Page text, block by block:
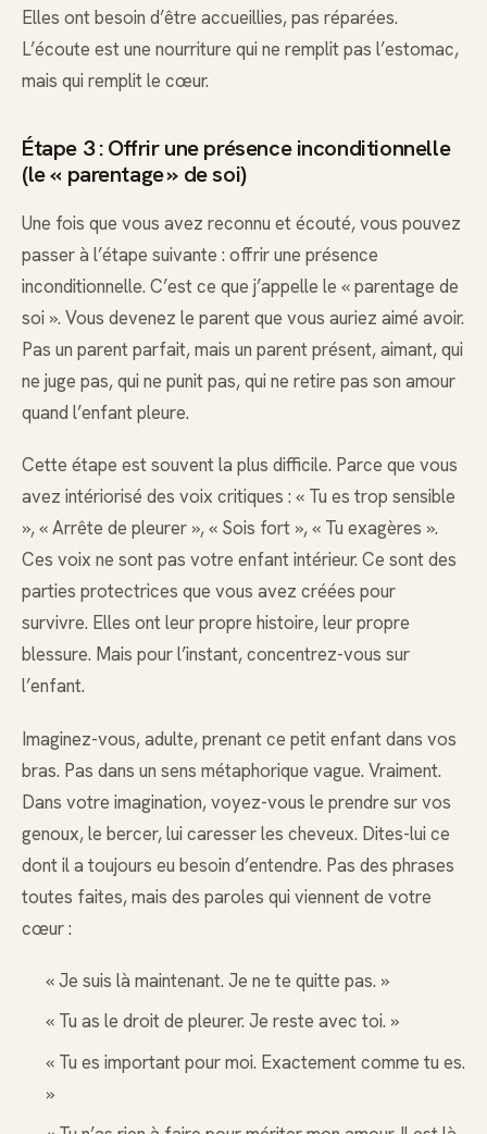
Elles ont besoin d’être accueillies, pas réparées.
L’écoute est une nourriture qui ne remplit pas l’estomac,
mais qui remplit le cœur.
Étape 3 : Offrir une présence inconditionnelle
(le « parentage » de soi)
Une fois que vous avez reconnu et écouté, vous pouvez
passer à l’étape suivante : offrir une présence
inconditionnelle. C’est ce que j’appelle le « parentage de
soi ». Vous devenez le parent que vous auriez aimé avoir.
Pas un parent parfait, mais un parent présent, aimant, qui
ne juge pas, qui ne punit pas, qui ne retire pas son amour
quand l’enfant pleure.
Cette étape est souvent la plus difficile. Parce que vous
avez intériorisé des voix critiques : « Tu es trop sensible
», « Arrête de pleurer », « Sois fort », « Tu exagères ».
Ces voix ne sont pas votre enfant intérieur. Ce sont des
parties protectrices que vous avez créées pour
survivre. Elles ont leur propre histoire, leur propre
blessure. Mais pour l’instant, concentrez-vous sur
l’enfant.
Imaginez-vous, adulte, prenant ce petit enfant dans vos
bras. Pas dans un sens métaphorique vague. Vraiment.
Dans votre imagination, voyez-vous le prendre sur vos
genoux, le bercer, lui caresser les cheveux. Dites-lui ce
dont il a toujours eu besoin d’entendre. Pas des phrases
toutes faites, mais des paroles qui viennent de votre
cœur :
« Je suis là maintenant. Je ne te quitte pas. »
« Tu as le droit de pleurer. Je reste avec toi. »
« Tu es important pour moi. Exactement comme tu es.
»